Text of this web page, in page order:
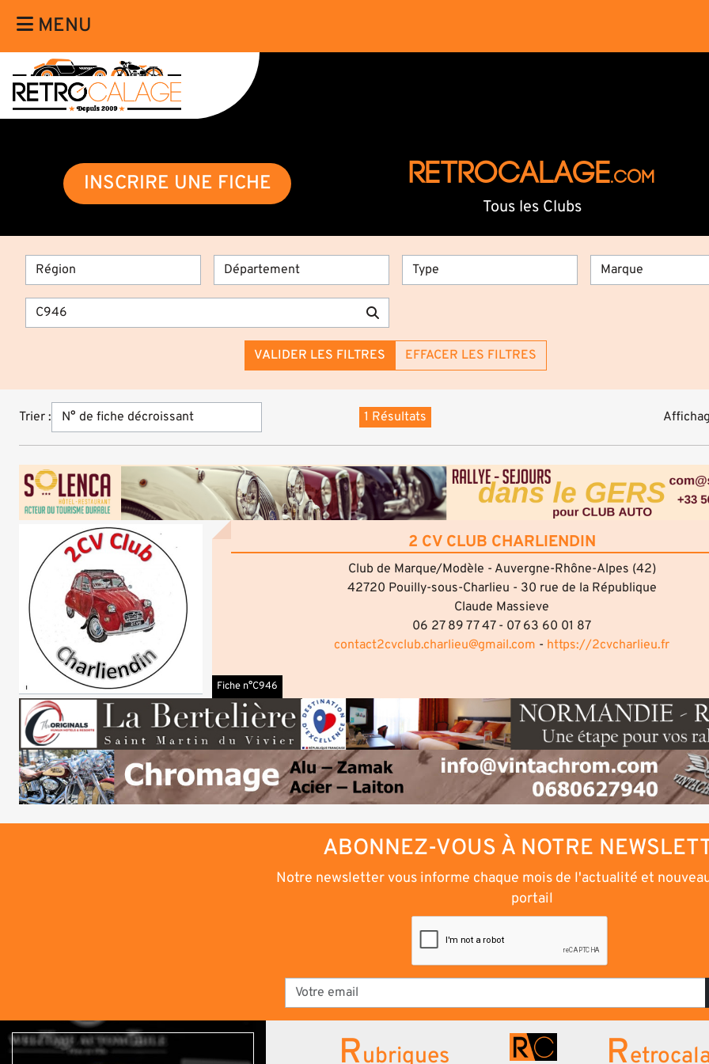
MENU
INSCRIRE UNE FICHE RETROCALAGE.com
Tous les Clubs
VALIDER LES FILTRES EFFACER LES FILTRES
Trier : 1 Résultats
2 CV CLUB CHARLIENDIN
Club de Marque/Modèle - Auvergne-Rhône-Alpes (42)
42720 Pouilly-sous-Charlieu - 30 rue de la République
Claude Massieve
06 27 89 77 47 - 07 63 60 01 87
contact2cvclub.charlieu@gmail.com - https://2cvcharlieu.fr
Fiche n°C946
ABONNEZ-VOUS À NOTRE
Notre newsletter vous informe chaque mois de l'actualité et
portail
Rubriques R